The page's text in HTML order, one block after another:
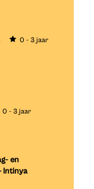
0 - 3 jaar
0 - 3 jaar
en
Intinya